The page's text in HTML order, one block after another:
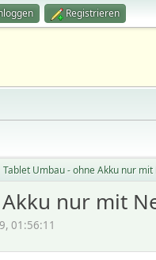
Registrieren
Tablet Umbau - ohne Akku nur
nur mit
01:56:11